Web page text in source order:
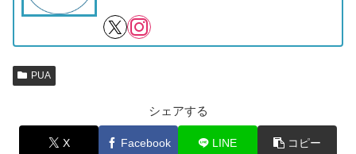
PUA
シェアする
X Facebook LINE コピー